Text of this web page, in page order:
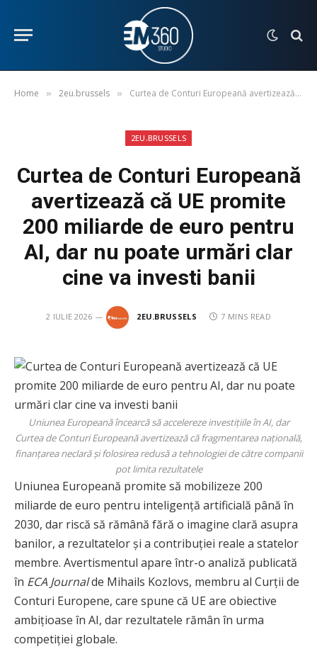
Home » 2eu.brussels » Curtea de Conturi Europeană avertizează că UE promite 200 miliarde de euro pentru AI, dar nu poate urmări clar cine va investi banii
2EU.BRUSSELS
Curtea de Conturi Europeană
avertizează că UE promite
200 miliarde de euro pentru
AI, dar nu poate urmări clar
cine va investi banii
2 IULIE 2026 2EU.BRUSSELS 7 MINS READ
Uniunea Europeană încearcă să accelereze investițiile în AI, dar
Curtea de Conturi Europeană avertizează că fragmentarea națională,
finanțarea neclară și folosirea redusă a tehnologiei de către companii
pot limita rezultatele
Uniunea Europeană promite să mobilizeze 200
miliarde de euro pentru inteligență artificială până în
2030, dar riscă să rămână fără o imagine clară asupra
banilor, a rezultatelor și a contribuției reale a statelor
membre. Avertismentul apare într-o analiză publicată
în ECA Journalde Mihails Kozlovs, membru al Curții de
Conturi Europene, care spune că UE are obiective
ambițioase în AI, dar rezultatele rămân în urma
competiției globale.